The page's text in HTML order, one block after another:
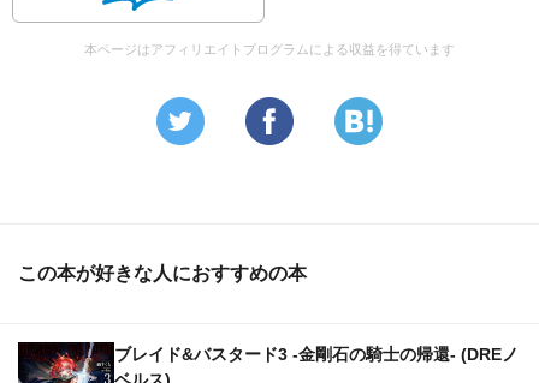
本ページはアフィリエイトプログラムによる収益を得ています
この本が好きな人におすすめの本
ブレイド&バスタード3 -金剛石の騎士の帰還- (DREノ